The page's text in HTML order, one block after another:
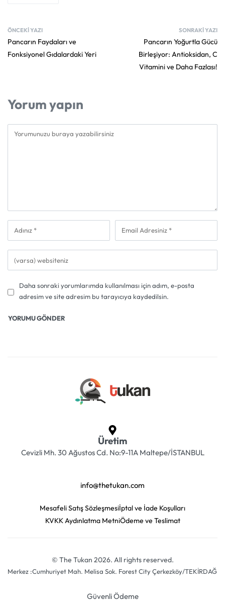
ÖNCEKI YAZI
Pancarın Faydaları ve
Fonksiyonel Gıdalardaki Yeri
SONRAKI YAZI
Pancarın Yoğurtla Gücü
Birleşiyor: Antioksidan, C
Vitamini ve Daha Fazlası!
Yorum yapın
Daha sonraki yorumlarımda kullanılması için adım, e-posta
adresim ve site adresim bu tarayıcıya kaydedilsin.
Üretim
Cevizli Mh. 30 Ağustos Cd. No:9-11A Maltepe/İSTANBUL
info@thetukan.com
Mesafeli Satış Sözleşmesiİptal ve İade Koşulları
KVKK Aydınlatma MetniÖdeme ve Teslimat
© The Tukan 2026. All rights reserved.
Merkez :Cumhuriyet Mah. Melisa Sok. Forest City Çerkezköy/TEKİRDAĞ
Güvenli Ödeme